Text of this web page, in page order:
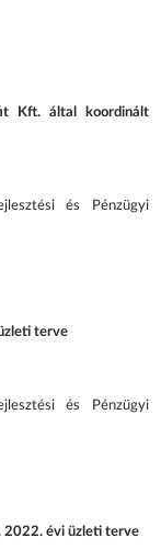
Kft. által koordinált
és Pénzügyi
terve
és Pénzügyi
2022. évi üzleti terve